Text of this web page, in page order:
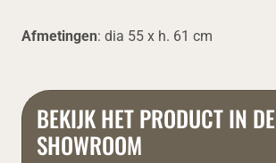
Afmetingen: dia 55 x h. 61 cm
BEKIJK HET PRODUCT IN DE
SHOWROOM